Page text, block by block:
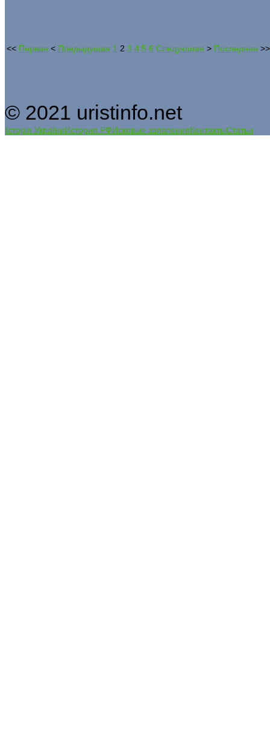
<< Первая < Предыдущая 1 2 3 4 5 6 Следующая > Последняя >>
© 2021 uristinfo.net
Історія УкраїниИстория РФИсковые заявленияКонтактыСтатьи